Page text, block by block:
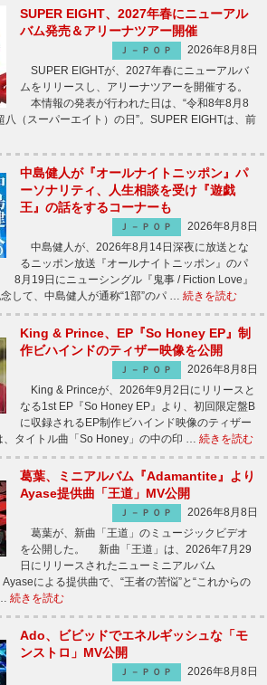
SUPER EIGHT、2027年春にニューアル
バム発売＆アリーナツアー開催
Ｊ－ＰＯＰ
2026年8月8日
SUPER EIGHTが、2027年春にニューアルバ
ムをリリースし、アリーナツアーを開催する。
本情報の発表が行われた日は、“令和8年8月8
八（スーパーエイト）の日”。SUPER EIGHTは、前
中島健人が『オールナイトニッポン』パ
ーソナリティ、人生相談を受け『遊戯
王』の話をするコーナーも
Ｊ－ＰＯＰ
2026年8月8日
中島健人が、2026年8月14日深夜に放送とな
るニッポン放送『オールナイトニッポン』のパ
8月19日にニューシングル『鬼事 / Fiction Love』
して、中島健人が通称“1部”のパ … 続きを読む
King & Prince、EP『So Honey EP』制
作ビハインドのティザー映像を公開
Ｊ－ＰＯＰ
2026年8月8日
King & Princeが、2026年9月2日にリリースと
なる1st EP『So Honey EP』より、初回限定盤B
に収録されるEP制作ビハインド映像のティザー
タイトル曲「So Honey」の中の印 … 続きを読む
葛葉、ミニアルバム『Adamantite』より
Ayase提供曲「王道」MV公開
Ｊ－ＰＯＰ
2026年8月8日
葛葉が、新曲「王道」のミュージックビデオ
を公開した。 新曲「王道」は、2026年7月29
日にリリースされたニューミニアルバム
による提供曲で、“王者の苦悩”と“これからの
続きを読む
Ado、ビビッドでエネルギッシュな「モ
ンストロ」MV公開
Ｊ－ＰＯＰ
2026年8月8日